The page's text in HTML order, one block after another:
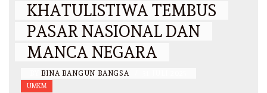
KHATULISTIWA TEMBUS
PASAR NASIONAL DAN
MANCA NEGARA
BINA BANGUN BANGSA
UMKM